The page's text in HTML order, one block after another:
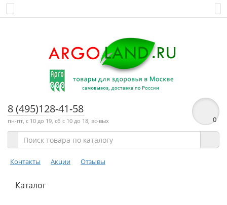
8 (495)128-41-58
пн-пт, с 10 до 19, сб с 10 до 18, вс-вых 0
Контакты Акции Отзывы
Каталог